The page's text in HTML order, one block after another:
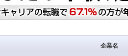
企業名